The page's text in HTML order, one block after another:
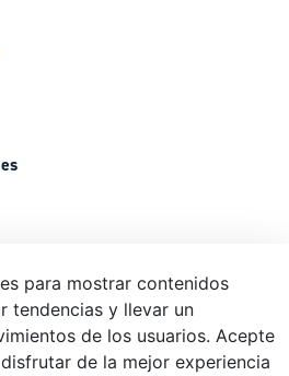
de Donostia / San Sebastián
Sebastián
para mostrar contenidos
tendencias y llevar un
de los usuarios. Acepte
de la mejor experiencia